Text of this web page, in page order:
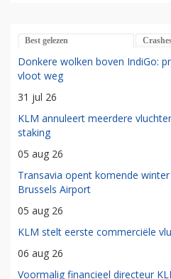
Best gelezen
Donkere wolken boven IndiGo:
vloot weg
31 jul 26
KLM annuleert meerdere
staking
05 aug 26
Transavia opent komende
Brussels Airport
05 aug 26
KLM stelt eerste commerciële
06 aug 26
Voormalig financieel directeur